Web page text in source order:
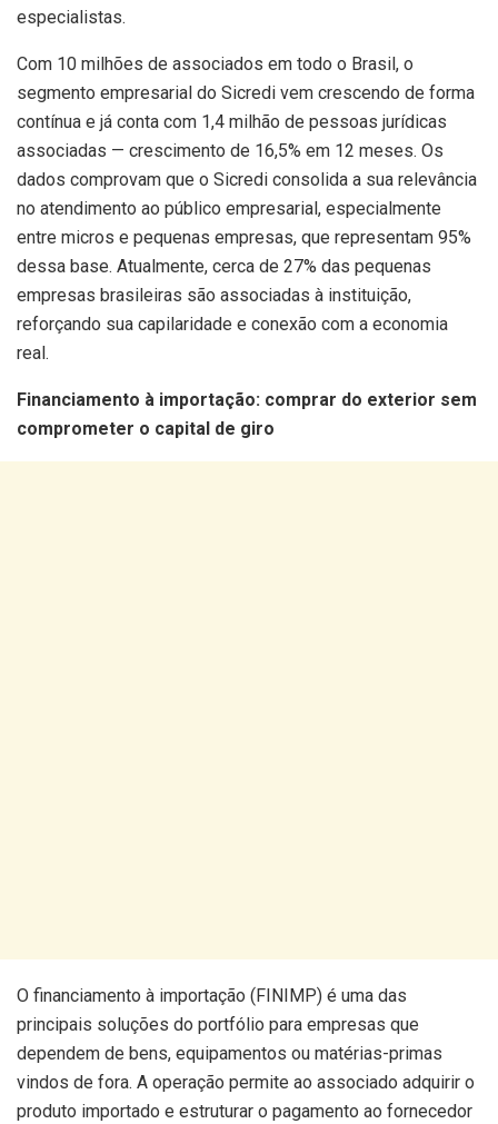
especialistas.
Com 10 milhões de associados em todo o Brasil, o
segmento empresarial do Sicredi vem crescendo de forma
contínua e já conta com 1,4 milhão de pessoas jurídicas
associadas — crescimento de 16,5% em 12 meses. Os
dados comprovam que o Sicredi consolida a sua relevância
no atendimento ao público empresarial, especialmente
entre micros e pequenas empresas, que representam 95%
dessa base. Atualmente, cerca de 27% das pequenas
empresas brasileiras são associadas à instituição,
reforçando sua capilaridade e conexão com a economia
real.
Financiamento à importação: comprar do exterior sem
comprometer o capital de giro
O financiamento à importação (FINIMP) é uma das
principais soluções do portfólio para empresas que
dependem de bens, equipamentos ou matérias-primas
vindos de fora. A operação permite ao associado adquirir o
produto importado e estruturar o pagamento ao fornecedor